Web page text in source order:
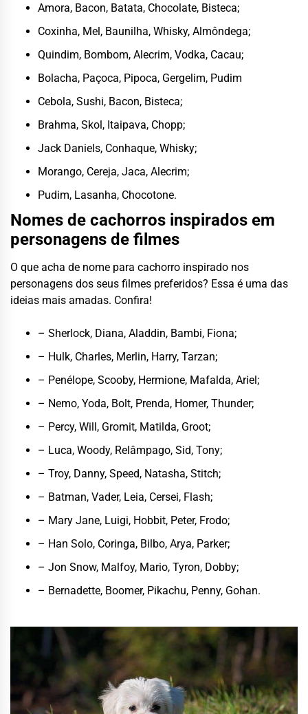
Amora, Bacon, Batata, Chocolate, Bisteca;
Coxinha, Mel, Baunilha, Whisky, Almôndega;
Quindim, Bombom, Alecrim, Vodka, Cacau;
Bolacha, Paçoca, Pipoca, Gergelim, Pudim
Cebola, Sushi, Bacon, Bisteca;
Brahma, Skol, Itaipava, Chopp;
Jack Daniels, Conhaque, Whisky;
Morango, Cereja, Jaca, Alecrim;
Pudim, Lasanha, Chocotone.
Nomes de cachorros inspirados em
personagens de filmes
O que acha de nome para cachorro inspirado nos
personagens dos seus filmes preferidos? Essa é uma das
ideias mais amadas. Confira!
– Sherlock, Diana, Aladdin, Bambi, Fiona;
– Hulk, Charles, Merlin, Harry, Tarzan;
– Penélope, Scooby, Hermione, Mafalda, Ariel;
– Nemo, Yoda, Bolt, Prenda, Homer, Thunder;
– Percy, Will, Gromit, Matilda, Groot;
– Luca, Woody, Relâmpago, Sid, Tony;
– Troy, Danny, Speed, Natasha, Stitch;
– Batman, Vader, Leia, Cersei, Flash;
– Mary Jane, Luigi, Hobbit, Peter, Frodo;
– Han Solo, Coringa, Bilbo, Arya, Parker;
– Jon Snow, Malfoy, Mario, Tyron, Dobby;
– Bernadette, Boomer, Pikachu, Penny, Gohan.